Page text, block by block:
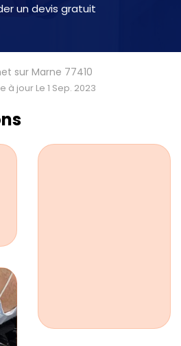
un devis gratuit
sur Marne 77410
à jour Le 1 Sep. 2023